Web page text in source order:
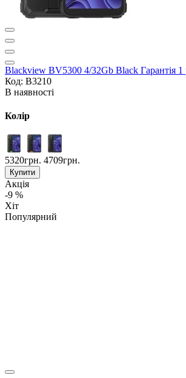
Blackview BV5300 4/32Gb Black Гарантія 1
Код: B3210
В наявності
Колір
5320грн. 4709грн.
Купити
Акція
-9 %
Хіт
Популярний